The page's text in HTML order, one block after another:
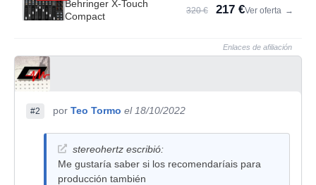
Behringer X-Touch
Compact
320 € 217 €Ver oferta →
Enlaces de afiliación
#2 por Teo Tormo el 18/10/2022
stereohertz escribió:
Me gustaría saber si los recomendaríais para
producción también